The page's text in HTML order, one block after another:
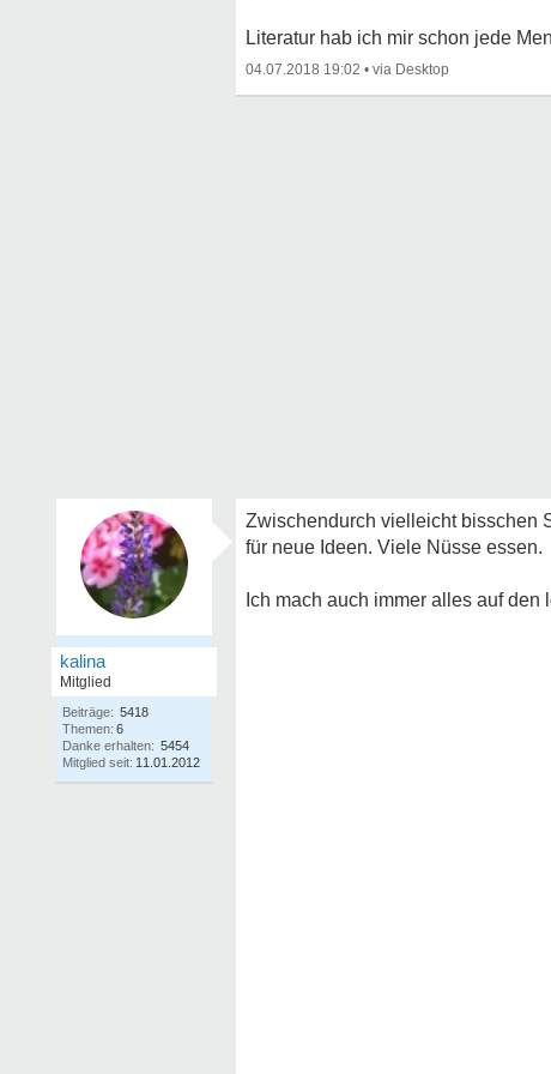
Literatur hab ich mir schon jede
04.07.2018 19:02 •
kalina
Mitglied
Beiträge: 5418
Themen: 6
Danke erhalten: 5454
Mitglied seit: 11.01.2012
Zwischendurch vielleicht bisschen
für neue Ideen. Viele Nüsse essen.
Ich mach auch immer alles auf den